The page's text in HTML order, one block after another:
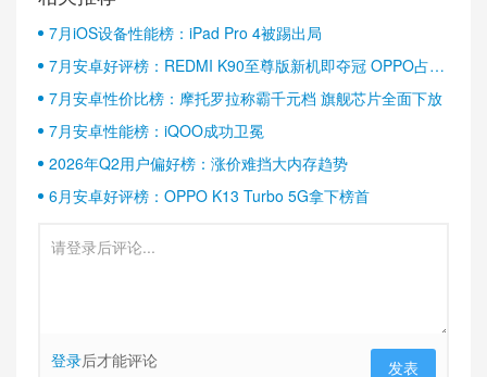
7月iOS设备性能榜：iPad Pro 4被踢出局
7月安卓好评榜：REDMI K90至尊版新机即夺冠 OPPO占据
半壁江山
7月安卓性价比榜：摩托罗拉称霸千元档 旗舰芯片全面下放
7月安卓性能榜：iQOO成功卫冕
2026年Q2用户偏好榜：涨价难挡大内存趋势
6月安卓好评榜：OPPO K13 Turbo 5G拿下榜首
登录后才能评论 发表